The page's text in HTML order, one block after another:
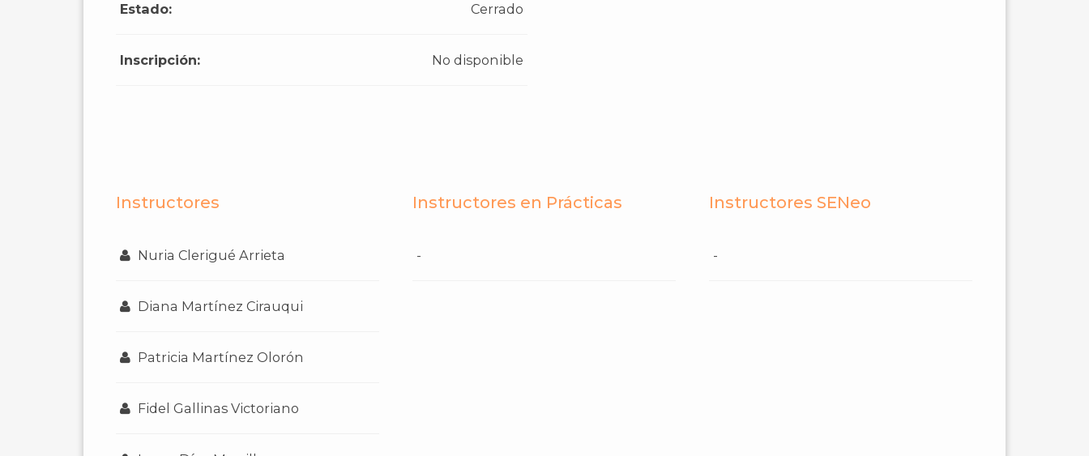
Estado: Cerrado
Inscripción: No disponible
Instructores
Nuria Clerigué Arrieta
Diana Martínez Cirauqui
Patricia Martínez Olorón
Fidel Gallinas Victoriano
Instructores en Prácticas
-
Instructores SENeo
-